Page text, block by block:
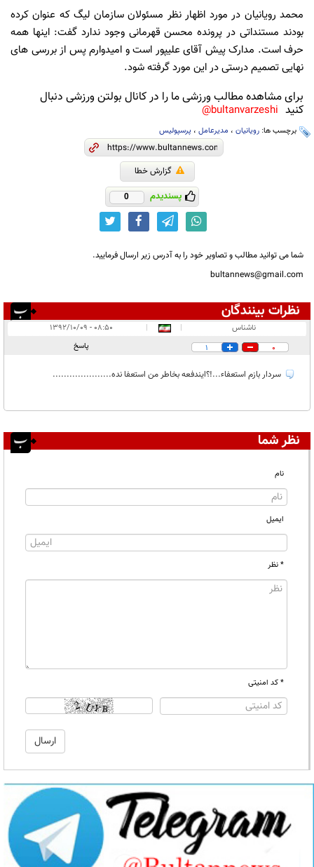
محمد رویانیان در مورد اظهار نظر مسئولان سازمان لیگ که عنوان کرده
بودند مستنداتی در پرونده محسن قهرمانی وجود ندارد گفت: اینها همه
حرف است. مدارک پیش آقای علیپور است و امیدوارم پس از بررسی های
نهایی تصمیم درستی در این مورد گرفته شود.
برای مشاهده مطالب ورزشی ما را در کانال بولتن ورزشی دنبال
کنید bultanvarzeshi@
برچسب ها: رویانیان ، مدیرعامل ، پرسپولیس
گزارش خطا
پسندیدم 0
شما می توانید مطالب و تصاویر خود را به آدرس زیر ارسال فرمایید.
bultannews@gmail.com
نظرات بینندگان
در انتظار بررسی:۱
ناشناس |
|
۰۸:۵۰ - ۱۳۹۲/۱۰/۰۹
0
1 پاسخ
سردار بازم استعفاء...!؟ایندفعه بخاطر من استعفا نده.....................
نظر شما
نام
ایمیل
* نظر
* کد امنیتی